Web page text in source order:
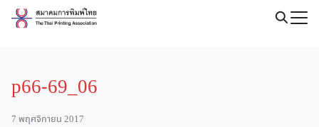
Skip
p66-69_06
7 พฤศจิกายน 2017